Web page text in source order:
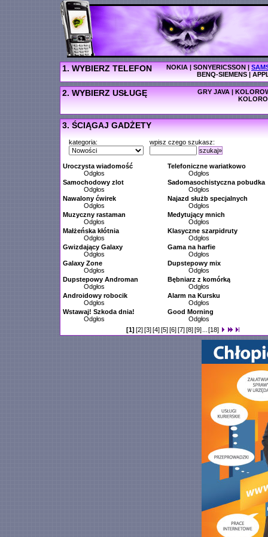
1. WYBIERZ TELEFON NOKIA|SONYERICSSON|
BENQ-SIEMENS|
2. WYBIERZ USŁUGĘ GRY JAVA |
3. ŚCIĄGAJ GADŻETY
kategoria:
wpisz czego szukasz:
szukaj»
Uroczysta wiadomość
Odgłos
Telefoniczne wariatkowo
Odgłos
Samochodowy zlot
Odgłos
Sadomasochistyczna pobudka
Odgłos
Nawalony ćwirek
Odgłos
Najazd służb specjalnych
Odgłos
Muzyczny rastaman
Odgłos
Medytujący mnich
Odgłos
Małżeńska kłótnia
Odgłos
Klasyczne szarpidruty
Odgłos
Gwizdający Galaxy
Odgłos
Gama na harfie
Odgłos
Galaxy Zone
Odgłos
Dupstepowy mix
Odgłos
Dupstepowy Androman
Odgłos
Bębniarz z komórką
Odgłos
Androidowy robocik
Odgłos
Alarm na Kursku
Odgłos
Wstawaj! Szkoda dnia!
Odgłos
Good Morning
Odgłos
[1] [2] [3] [4] [5] [6] [7] [8] [9] [18]